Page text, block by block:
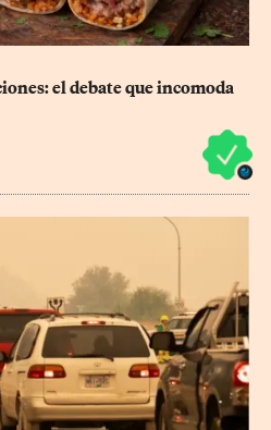
el debate que incomoda